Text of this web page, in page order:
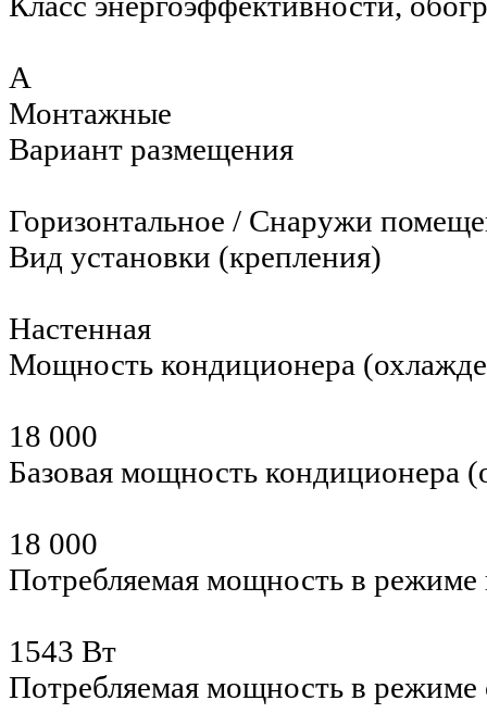
A
Монтажные
Вариант размещения
Горизонтальное / Снаружи
Вид установки (крепления)
Настенная
Мощность кондиционера
18 000
Базовая мощность кондиционера
18 000
Потребляемая мощность в режиме
1543 Вт
Потребляемая мощность в режиме